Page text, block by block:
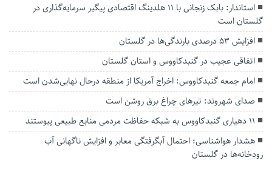
استاندار: بابک زنجانی با ۱۱ هلدینگ اقتصادی پیگیر سرمایه‌گذاری در
گلستان است
افزایش ۵۳ درصدی بارندگی‌ها در گلستان
اتفاقی عجیب در‌ گنبدکاووس و استان گلستان
امام جمعه گنبدکاووس: اخراج آمریکا از منطقه درحال نهایی‌شدن است
صدای شهروند: تیرهای چراغ برق روشن است
۱۱ دهیاری گنبدکاووس به شبکه حفاظت مردمی منابع طبیعی پیوستند
هشدار هواشناسی؛ احتمال آبگرفتگی معابر و افزایش ناگهانی آب
رودخانه‌ها در گلستان